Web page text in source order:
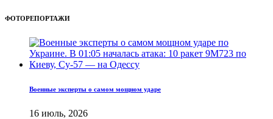
ФОТОРЕПОРТАЖИ
Военные эксперты о самом мощном ударе
16 июль, 2026